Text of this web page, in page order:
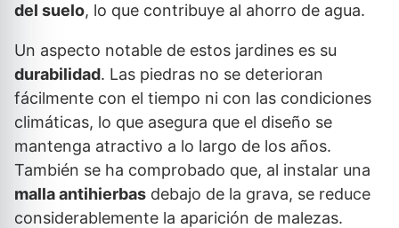
del suelo, lo que contribuye al ahorro de agua.
Un aspecto notable de estos jardines es su
durabilidad. Las piedras no se deterioran
fácilmente con el tiempo ni con las condiciones
climáticas, lo que asegura que el diseño se
mantenga atractivo a lo largo de los años.
También se ha comprobado que, al instalar una
malla antihierbas debajo de la grava, se reduce
considerablemente la aparición de malezas.